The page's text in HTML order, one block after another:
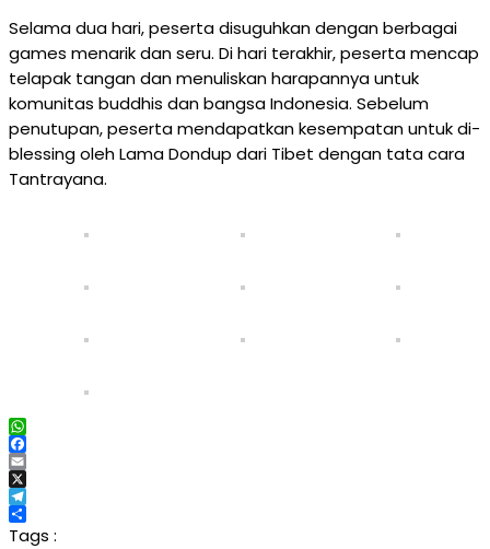
Selama dua hari, peserta disuguhkan dengan berbagai
games menarik dan seru. Di hari terakhir, peserta mencap
telapak tangan dan menuliskan harapannya untuk
komunitas buddhis dan bangsa Indonesia. Sebelum
penutupan, peserta mendapatkan kesempatan untuk di-
blessing oleh Lama Dondup dari Tibet dengan tata cara
Tantrayana.
WhatsApp
Facebook
Email
X
Telegram
Share
Tags :